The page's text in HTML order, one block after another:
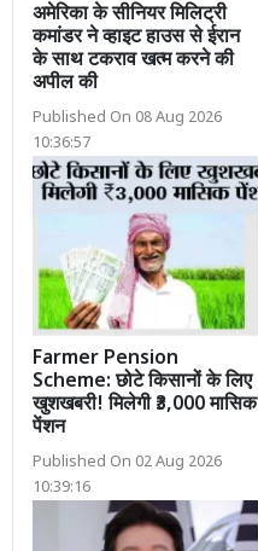
अमेरिका के सीनियर मिलिट्री
कमांडर ने व्हाइट हाउस से ईरान
के साथ टकराव खत्म करने की
अपील की
Published On 08 Aug 2026
10:36:57
Farmer Pension
Scheme: छोटे किसानों के लिए
खुशखबरी! मिलेगी ₹3,000 मासिक
पेंशन
Published On 02 Aug 2026
10:39:16